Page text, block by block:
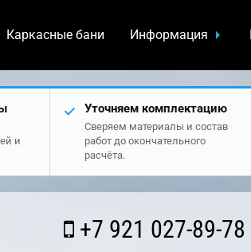
Каркасные бани Информация
и
Уточняем комплектацию
Сверяем материалы и состав
работ до окончательного
расчёта.
+7 921 027-89-78